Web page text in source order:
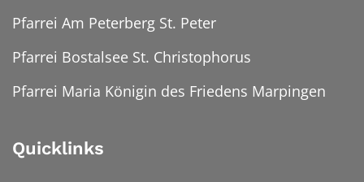
Pfarrei Am Peterberg St. Peter
Pfarrei Bostalsee St. Christophorus
Pfarrei Maria Königin des Friedens Marpingen
Quicklinks